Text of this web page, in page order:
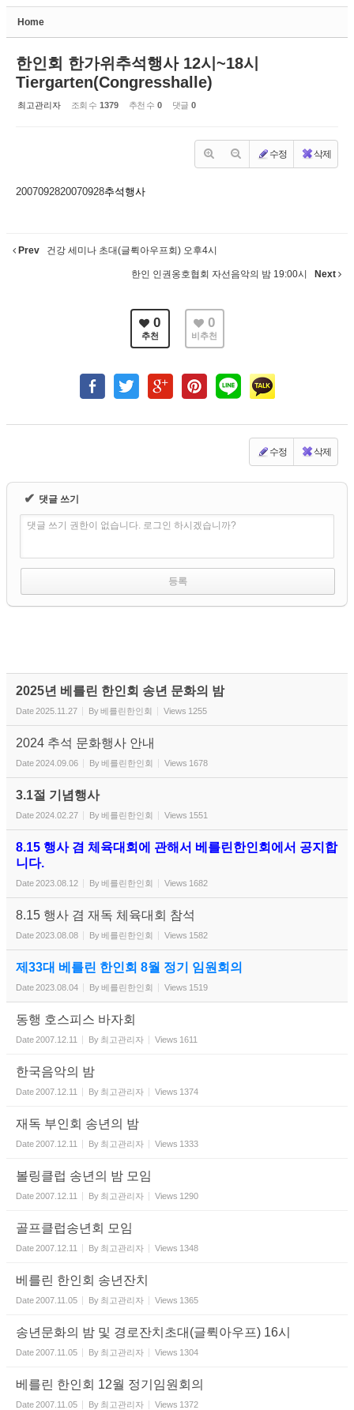
Home
한인회 한가위추석행사 12시~18시
Tiergarten(Congresshalle)
최고관리자 조회 수 1379 추천 수 0 댓글 0
수정 삭제
2007092820070928추석행사
Prev 건강 세미나 초대(글뤽아우프회) 오후4시
한인 인권옹호협회 자선음악의 밤 19:00시 Next
0
추천
0
비추천
수정 삭제
✔ 댓글 쓰기
댓글 쓰기 권한이 없습니다. 로그인 하시겠습니까?
2025년 베를린 한인회 송년 문화의 밤
Date2025.11.27 By베를린한인회 Views 1255
2024 추석 문화행사 안내
Date2024.09.06 By베를린한인회 Views 1678
3.1절 기념행사
Date2024.02.27 By베를린한인회 Views 1551
8.15 행사 겸 체육대회에 관해서 베를린한인회에서 공지합
니다.
Date2023.08.12 By베를린한인회 Views 1682
8.15 행사 겸 재독 체육대회 참석
Date2023.08.08 By베를린한인회 Views 1582
제33대 베를린 한인회 8월 정기 임원회의
Date2023.08.04 By베를린한인회 Views 1519
동행 호스피스 바자회
Date2007.12.11 By 최고관리자 Views 1611
한국음악의 밤
Date2007.12.11 By 최고관리자 Views 1374
재독 부인회 송년의 밤
Date2007.12.11 By 최고관리자 Views 1333
볼링클럽 송년의 밤 모임
Date2007.12.11 By 최고관리자 Views 1290
골프클럽송년회 모임
Date2007.12.11 By 최고관리자 Views 1348
베를린 한인회 송년잔치
Date2007.11.05 By 최고관리자 Views 1365
송년문화의 밤 및 경로잔치초대(글뤽아우프) 16시
Date2007.11.05 By 최고관리자 Views 1304
베를린 한인회 12월 정기임원회의
Date2007.11.05 By 최고관리자 Views 1372
Sketchbook5, 스케치북5
Sketchbook5, 스케치북5